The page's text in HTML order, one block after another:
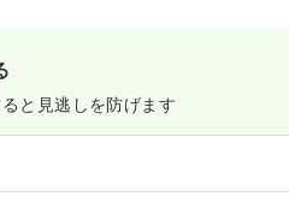
と見逃しを防げます